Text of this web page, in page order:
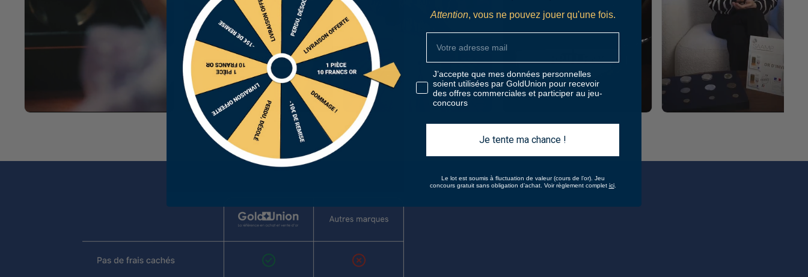
Attention, vous ne pouvez jouer qu'une fois.
J’accepte que mes données personnelles
soient utilisées par GoldUnion pour recevoir
des offres commerciales et participer au jeu-
concours
Je tente ma chance !
Le lot est soumis à fluctuation de valeur (cours de l’or). Jeu
concours gratuit sans obligation d’achat. Voir règlement complet ici.